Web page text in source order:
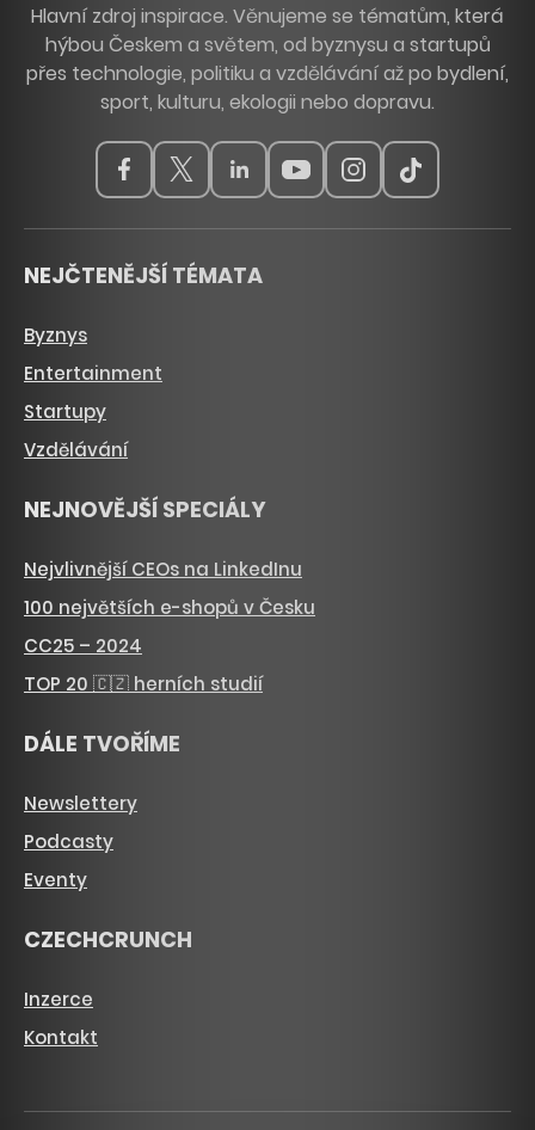
Hlavní zdroj inspirace. Věnujeme se tématům, která
hýbou Českem a světem, od byznysu a startupů
přes technologie, politiku a vzdělávání až po bydlení,
sport, kulturu, ekologii nebo dopravu.
NEJČTENĚJŠÍ TÉMATA
Byznys
Entertainment
Startupy
Vzdělávání
NEJNOVĚJŠÍ SPECIÁLY
Nejvlivnější CEOs na LinkedInu
100 největších e-shopů v Česku
CC25 – 2024
TOP 20 🇨🇿 herních studií
DÁLE TVOŘÍME
Newslettery
Podcasty
Eventy
CZECHCRUNCH
Inzerce
Kontakt